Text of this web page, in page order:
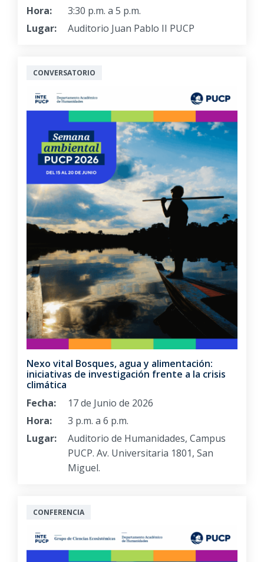
Hora:
3:30 p.m. a 5 p.m.
Lugar:
Auditorio Juan Pablo II PUCP
CONVERSATORIO
Nexo vital Bosques, agua y alimentación:
iniciativas de investigación frente a la crisis
climática
Fecha:
17 de Junio de 2026
Hora:
3 p.m. a 6 p.m.
Lugar:
Auditorio de Humanidades, Campus
PUCP. Av. Universitaria 1801, San
Miguel.
CONFERENCIA